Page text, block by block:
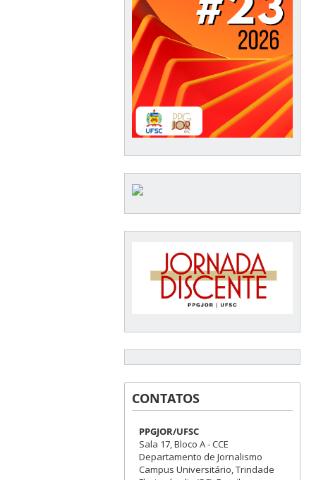
CONTATOS
PPGJOR/UFSC
Sala 17, Bloco A - CCE
Departamento de Jornalismo
Campus Universitário, Trindade